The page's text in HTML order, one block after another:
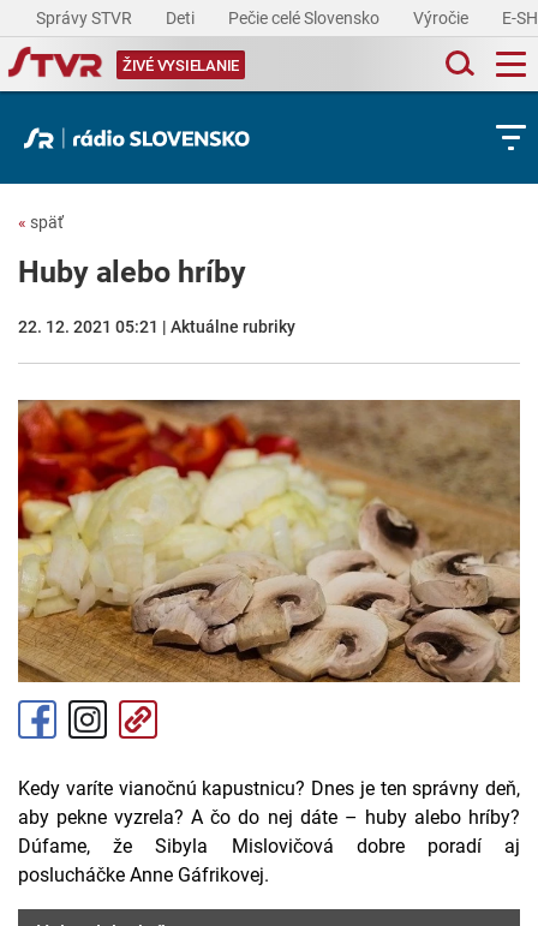
Správy STVR Deti Pečie celé Slovensko Výročie E-
ŽIVÉ VYSIELANIE
« späť
Huby alebo hríby
22. 12. 2021 05:21 | Aktuálne rubriky
Kedy varíte vianočnú kapustnicu? Dnes je ten správny deň,
aby pekne vyzrela? A čo do nej dáte – huby alebo hríby?
Dúfame, že Sibyla Mislovičová dobre poradí aj
poslucháčke Anne Gáfrikovej.